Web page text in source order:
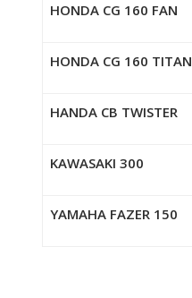
HONDA CG 160 FAN
HONDA CG 160 TITAN
HANDA CB TWISTER
KAWASAKI 300
YAMAHA FAZER 150